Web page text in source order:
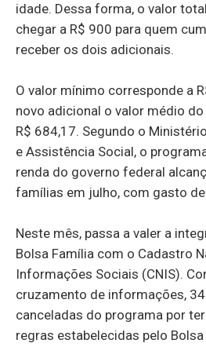
idade. Dessa forma, o valor
chegar a R$ 900 para quem
receber os dois adicionais.
O valor mínimo corresponde a
novo adicional o valor médio
R$ 684,17. Segundo o
e Assistência Social, o
renda do governo federal
famílias em julho, com gasto
Neste mês, passa a valer a
Bolsa Família com o Cadastro
Informações Sociais (CNIS).
cruzamento de informações,
canceladas do programa por
regras estabelecidas pelo